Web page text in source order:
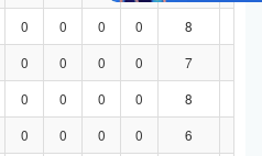
0 0 0 0 8
0 0 0 0 7
0 0 0 0 8
0 0 0 0 6